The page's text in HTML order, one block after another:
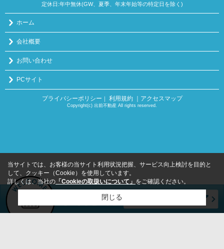
定休日:年中無休(GW、夏季、年末年始等の特定日を除く)
ホーム
会社概要
お問い合わせ
PCサイト
プライバシーポリシー ｜ 利用規約 ｜アクセスマップ
Copyright(c) 出前不動産 All rights reserved.
当サイトでは、お客様の当サイト利用状況把握、サービス向上検討を目的と
して、クッキー（Cookie）を使用しています。
詳しくは、当社の 「Cookieの取扱いについて」 をご確認ください。
閉じる